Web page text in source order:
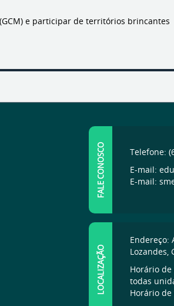
e participar de territórios brincantes
FALE CONOSCO
Telefone:
E-mail:
E-mail:
LOCALIZAÇÃO
Endereço:
Lozandes,
Horário
todas
Horário